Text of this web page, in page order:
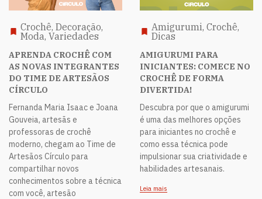
Crochê, Decoração,
Moda, Variedades
APRENDA CROCHÊ COM
AS NOVAS INTEGRANTES
DO TIME DE ARTESÃOS
CÍRCULO
Fernanda Maria Isaac e Joana
Gouveia, artesãs e
professoras de crochê
moderno, chegam ao Time de
Artesãos Círculo para
compartilhar novos
conhecimentos sobre a técnica
com você, artesão
Amigurumi, Crochê,
Dicas
AMIGURUMI PARA
INICIANTES: COMECE NO
CROCHÊ DE FORMA
DIVERTIDA!
Descubra por que o amigurumi
é uma das melhores opções
para iniciantes no crochê e
como essa técnica pode
impulsionar sua criatividade e
habilidades artesanais.
Leia mais